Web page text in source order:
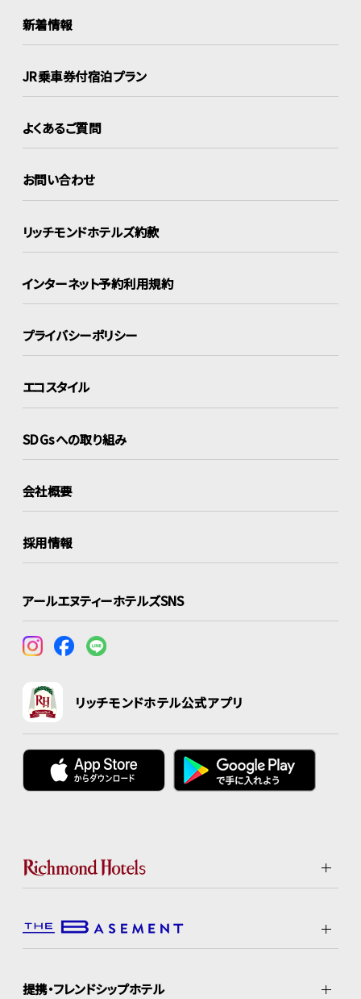
新着情報
JR乗車券付宿泊プラン
よくあるご質問
お問い合わせ
リッチモンドホテルズ約款
インターネット予約利用規約
プライバシーポリシー
エコスタイル
SDGsへの取り組み
会社概要
採用情報
アールエヌティーホテルズSNS
リッチモンドホテル公式アプリ
提携・フレンドシップホテル